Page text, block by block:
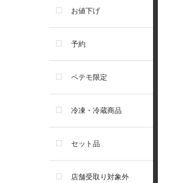
リガロ
ソルビダ
フィジカライフ
お値下げ
予約
ペテモ限定
冷凍・冷蔵商品
セット品
店舗受取り対象外